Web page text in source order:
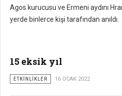
Agos kurucusu ve Ermeni aydını
yerde binlerce kişi tarafından anıldı.
15 eksik yıl
ETKİNLİKLER 16 OCAK 2022